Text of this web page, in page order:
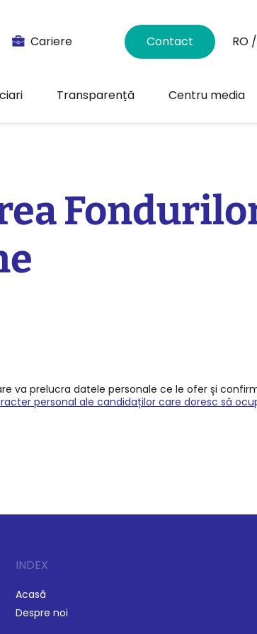
Cariere Contact RO /
Transparență Centru media
va prelucra datele personale ce le ofer și
personal ale candidaților care doresc să
INDEX
Acasă
Despre noi